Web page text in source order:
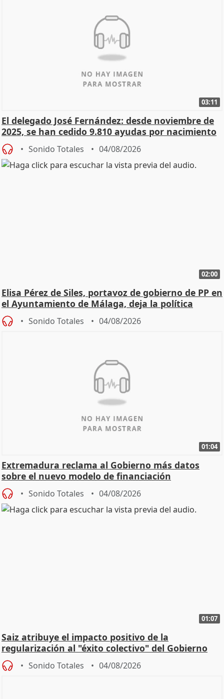
03:11
El delegado José Fernández: desde noviembre de
2025, se han cedido 9.810 ayudas por nacimiento
Sonido Totales 04/08/2026
02:00
Elisa Pérez de Siles, portavoz de gobierno de PP en
el Ayuntamiento de Málaga, deja la política
Sonido Totales 04/08/2026
01:04
Extremadura reclama al Gobierno más datos
sobre el nuevo modelo de financiación
Sonido Totales 04/08/2026
01:07
Saiz atribuye el impacto positivo de la
regularización al "éxito colectivo" del Gobierno
Sonido Totales 04/08/2026